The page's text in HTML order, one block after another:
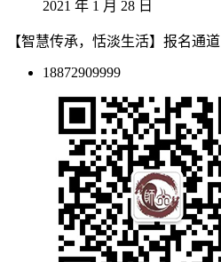
2021 年 1 月 28 日
【智慧传承，恬淡生活】报名通道
18872909999